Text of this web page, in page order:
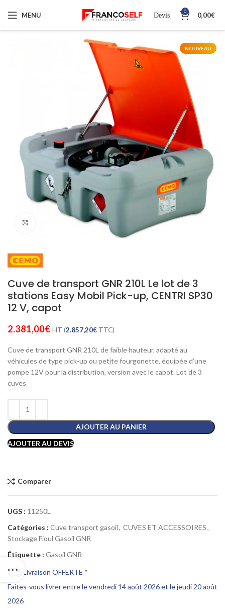
MENU Devis 0 0,00€
NOUVEAU
Cliquez pour agrandir
Cuve de transport GNR 210L Le lot de 3
stations Easy Mobil Pick-up, CENTRI SP30
12 V, capot
2.381,00€ HT (2.857,20€ TTC)
Cuve de transport GNR 210L de faible hauteur, adapté au
véhicules de type pick-up ou petite fourgonette, équipée d’une
pompe 12V pour la distribution, version avec le capot. Lot de 3
cuves
AJOUTER AU PANIER
AJOUTER AU DEVIS
Comparer
UGS : 11250L
Catégories : Cuve transport gasoil, CUVES ET ACCESSOIRES,
Stockage Fioul Gasoil GNR
Étiquette : Gasoil GNR
Livraison OFFERTE *
Faites-vous livrer entre le vendredi 14 août 2026 et le jeudi 20 août
2026